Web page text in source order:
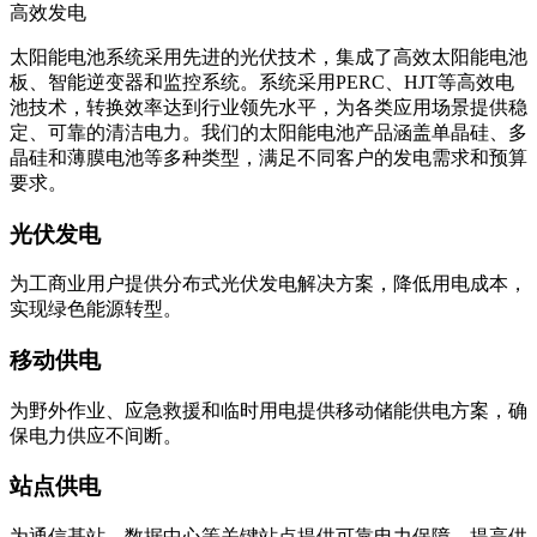
高效发电
太阳能电池系统采用先进的光伏技术，集成了高效太阳能电池
板、智能逆变器和监控系统。系统采用PERC、HJT等高效电
池技术，转换效率达到行业领先水平，为各类应用场景提供稳
定、可靠的清洁电力。我们的太阳能电池产品涵盖单晶硅、多
晶硅和薄膜电池等多种类型，满足不同客户的发电需求和预算
要求。
光伏发电
为工商业用户提供分布式光伏发电解决方案，降低用电成本，
实现绿色能源转型。
移动供电
为野外作业、应急救援和临时用电提供移动储能供电方案，确
保电力供应不间断。
站点供电